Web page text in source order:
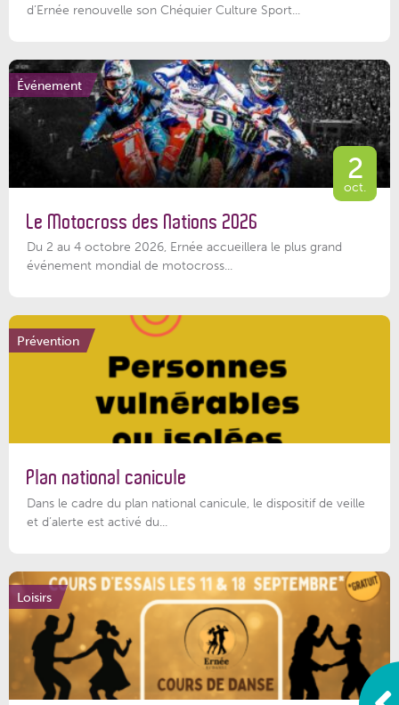
d’Ernée renouvelle son Chéquier Culture Sport...
Événement
2
oct.
Le Motocross des Nations 2026
Du 2 au 4 octobre 2026, Ernée accueillera le plus grand
événement mondial de motocross...
Prévention
Plan national canicule
Dans le cadre du plan national canicule, le dispositif de veille
et d’alerte est activé du...
Loisirs